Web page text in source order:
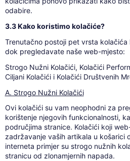
odabire.
3.3 Kako koristimo kolačiće?
Trenutačno postoji pet vrsta
dok pregledavate naše web-mjesto:
Strogo Nužni Kolačići, Kolačići
Ciljani Kolačići i Kolačići Društvenih
A. Strogo Nužni Kolačići
Ovi kolačići su vam neophodni za
korištenje njegovih funkcionalnosti,
područjima stranice. Kolačići koji
zadržavanje vaših artikala u košarici
interneta primjer su strogo nužnih
stranicu od zlonamjernih napada.